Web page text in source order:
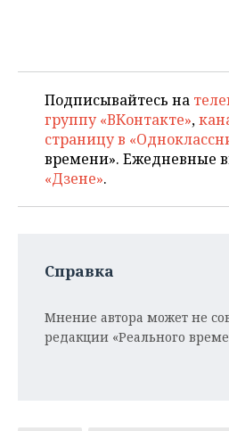
Подписывайтесь на
группу «ВКонтакте»,
страницу в
времени». Ежедневные
«Дзене».
Справка
Мнение автора может не
редакции «Реального